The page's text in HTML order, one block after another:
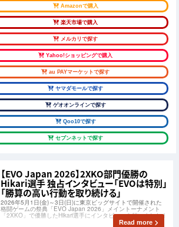
Amazonで購入
楽天市場で購入
メルカリで探す
Yahoo!ショッピングで購入
au PAYマーケットで探す
ヤマダモールで探す
ゲオオンラインで探す
Qoo10で探す
セブンネットで探す
【EVO Japan 2026】2XKO部門優勝の
Hikari選手 独占インタビュー「EVOは特別」
「勝算の高い行動を取り続ける」
2026年5月1日(金)～3日(日)に東京ビッグサイトで開催された
格闘ゲームの祭典「EVO Japan 2026」メイントーナメント
「2XKO」で優勝したHikari選手にインタビューを行いました！
Read more